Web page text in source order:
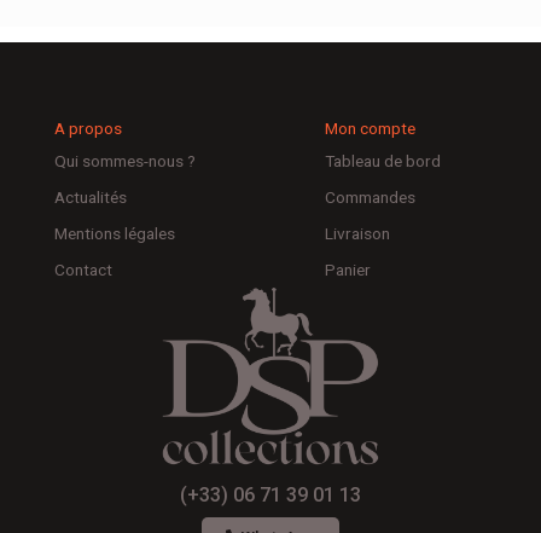
A propos
Qui sommes-nous ?
Actualités
Mentions légales
Contact
Mon compte
Tableau de bord
Commandes
Livraison
Panier
(+33) 06 71 39 01 13